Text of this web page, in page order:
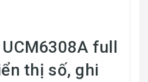
full
thị số, ghi